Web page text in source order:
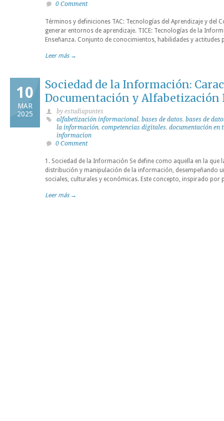
0 Comment
Términos y definiciones TAC: Tecnologías del Aprendizaje y del
generar entornos de aprendizaje. TICE: Tecnologías de la
Enseñanza. Conjunto de conocimientos, habilidades y
Leer más →
10
MAR
2025
Sociedad de la Información:
Documentación y
by estudiapuntes
alfabetización informacional, bases de datos, bases de
la información, competencias digitales, documentación en
informacion
0 Comment
1. Sociedad de la Información Se define como aquella en la
distribución y manipulación de la información, desempeñando
sociales, culturales y económicas. Este concepto, inspirado por
Leer más →